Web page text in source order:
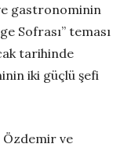
gastronominin
Sofrası” teması
tarihinde
iki güçlü şefi
Özdemir ve